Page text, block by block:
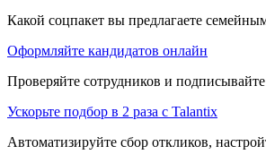
Какой соцпакет вы предлагаете
Оформляйте кандидатов онлайн
Проверяйте сотрудников и
Ускорьте подбор в 2 раза с Talantix
Автоматизируйте сбор откликов,